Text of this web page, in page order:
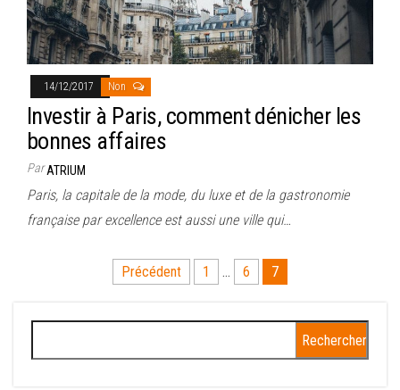
14/12/2017 Non
Investir à Paris, comment dénicher les
bonnes affaires
ParATRIUM
Paris, la capitale de la mode, du luxe et de la gastronomie
française par excellence est aussi une ville qui…
Pagination
publications
Précédent 1 … 6 7